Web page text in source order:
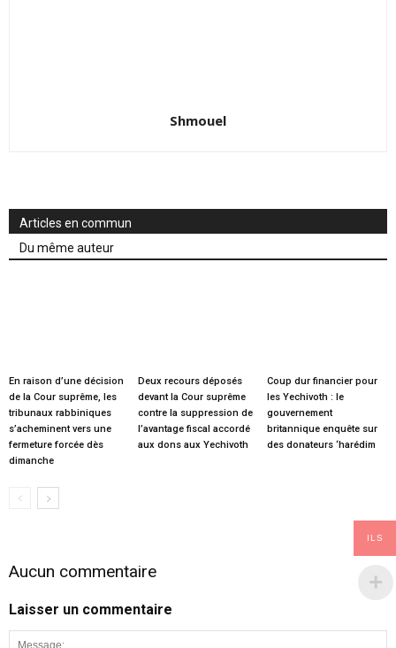
Shmouel
Articles en commun
Du même auteur
En raison d’une décision
de la Cour suprême, les
tribunaux rabbiniques
s’acheminent vers une
fermeture forcée dès
dimanche
Deux recours déposés
devant la Cour suprême
contre la suppression de
l’avantage fiscal accordé
aux dons aux Yechivoth
Coup dur financier pour
les Yechivoth : le
gouvernement
britannique enquête sur
des donateurs ‘harédim
Aucun commentaire
Laisser un commentaire
ILS